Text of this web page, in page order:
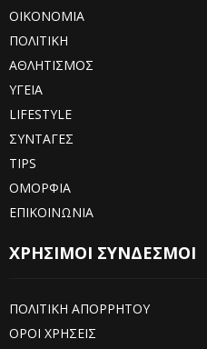
ΟΙΚΟΝΟΜΙΑ
ΠΟΛΙΤΙΚΗ
ΑΘΛΗΤΙΣΜΟΣ
ΥΓΕΙΑ
LIFESTYLE
ΣΥΝΤΑΓΕΣ
TIPS
ΟΜΟΡΦΙΑ
ΕΠΙΚΟΙΝΩΝΙΑ
ΧΡΗΣΙΜΟΙ ΣΥΝΔΕΣΜΟΙ
ΠΟΛΙΤΙΚΗ ΑΠΟΡΡΗΤΟΥ
ΟΡΟΙ ΧΡΗΣΕΙΣ